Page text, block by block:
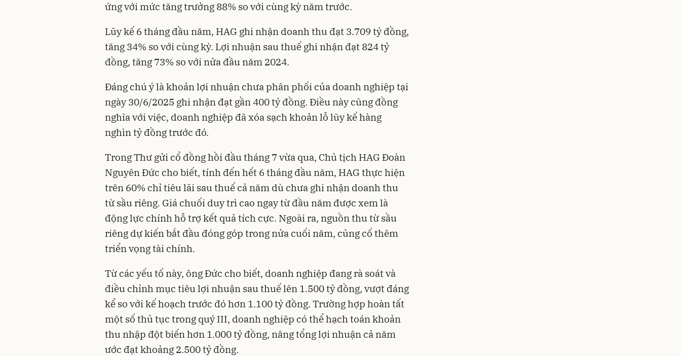
ứng với mức tăng trưởng 88% so với cùng kỳ năm trước.
Lũy kế 6 tháng đầu năm, HAG ghi nhận doanh thu đạt 3.709 tỷ đồng,
tăng 34% so với cùng kỳ. Lợi nhuận sau thuế ghi nhận đạt 824 tỷ
đồng, tăng 73% so với nửa đầu năm 2024.
Đáng chú ý là khoản lợi nhuận chưa phân phối của doanh nghiệp tại
ngày 30/6/2025 ghi nhận đạt gần 400 tỷ đồng. Điều này cũng đồng
nghĩa với việc, doanh nghiệp đã xóa sạch khoản lỗ lũy kế hàng
nghìn tỷ đồng trước đó.
Trong Thư gửi cổ đồng hồi đầu tháng 7 vừa qua, Chủ tịch HAG Đoàn
Nguyên Đức cho biết, tính đến hết 6 tháng đầu năm, HAG thực hiện
trên 60% chỉ tiêu lãi sau thuế cả năm dù chưa ghi nhận doanh thu
từ sầu riêng. Giá chuối duy trì cao ngay từ đầu năm được xem là
động lực chính hỗ trợ kết quả tích cực. Ngoài ra, nguồn thu từ sầu
riêng dự kiến bắt đầu đóng góp trong nửa cuối năm, củng cố thêm
triển vọng tài chính.
Từ các yếu tố này, ông Đức cho biết, doanh nghiệp đang rà soát và
điều chỉnh mục tiêu lợi nhuận sau thuế lên 1.500 tỷ đồng, vượt đáng
kể so với kế hoạch trước đó hơn 1.100 tỷ đồng. Trường hợp hoàn tất
một số thủ tục trong quý III, doanh nghiệp có thể hạch toán khoản
thu nhập đột biến hơn 1.000 tỷ đồng, nâng tổng lợi nhuận cả năm
ước đạt khoảng 2.500 tỷ đồng.